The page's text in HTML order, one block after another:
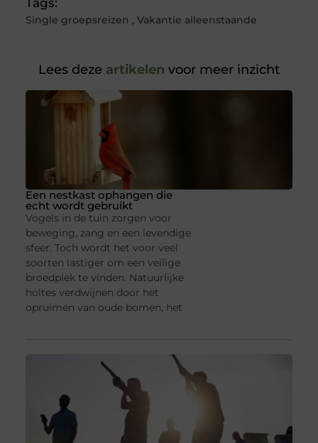
Tags:
Single groepsreizen , Vakantie alleenstaande
Lees deze artikelen voor meer inzicht
Een nestkast ophangen die
echt wordt gebruikt
Vogels in de tuin zorgen voor
beweging, zang en een levendige
sfeer. Toch wordt het voor veel
soorten lastiger om een veilige
broedplek te vinden. Natuurlijke
holtes verdwijnen door het
opruimen van oude bomen, het